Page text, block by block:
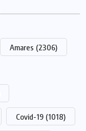
Amares (2306)
Covid-19 (1018)